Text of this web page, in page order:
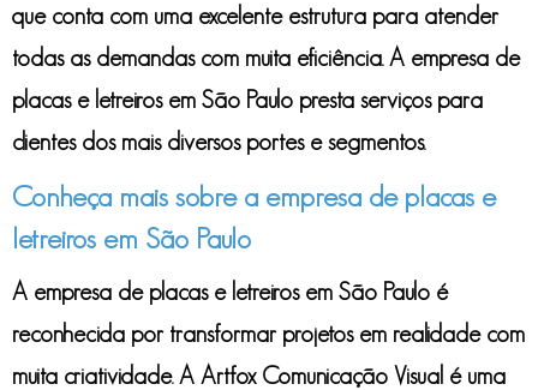
que conta com uma excelente estrutura para atender
todas as demandas com muita eficiência. A empresa de
placas e letreiros em São Paulo presta serviços para
clientes dos mais diversos portes e segmentos.
Conheça mais sobre a empresa de placas e
letreiros em São Paulo
A empresa de placas e letreiros em São Paulo é
reconhecida por transformar projetos em realidade com
muita criatividade. A Artfox Comunicação Visual é uma